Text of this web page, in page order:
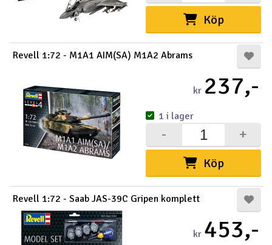
Köp
Revell 1:72 - M1A1 AIM(SA) M1A2 Abrams
kr 237,-
Köp
+
-
1 i lager
Revell 1:72 - Saab JAS-39C Gripen komplett
kr 453,-